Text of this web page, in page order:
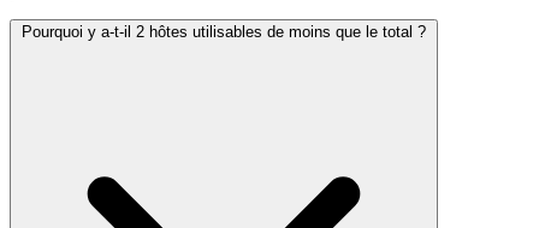
Pourquoi y a-t-il 2 hôtes utilisables de moins que le total ?